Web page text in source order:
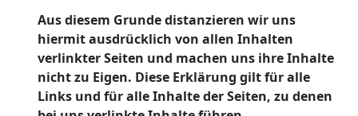
Aus diesem Grunde distanzieren wir uns
hiermit ausdrücklich von allen Inhalten
verlinkter Seiten und machen uns ihre Inhalte
nicht zu Eigen. Diese Erklärung gilt für alle
Links und für alle Inhalte der Seiten, zu denen